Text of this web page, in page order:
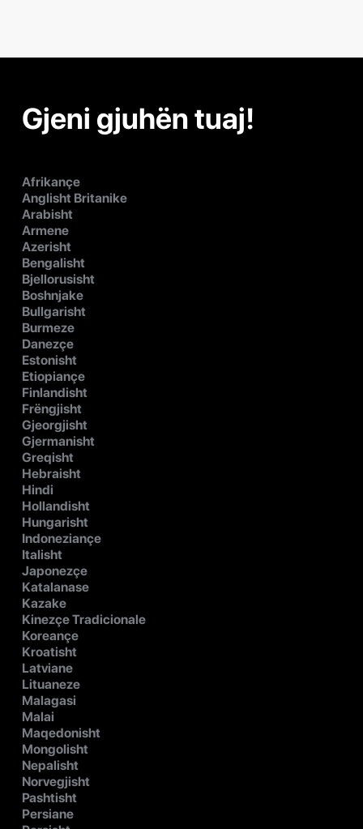
Gjeni gjuhën tuaj!
Afrikançe
Anglisht Britanike
Arabisht
Armene
Azerisht
Bengalisht
Bjellorusisht
Boshnjake
Bullgarisht
Burmeze
Danezçe
Estonisht
Etiopiançe
Finlandisht
Frëngjisht
Gjeorgjisht
Gjermanisht
Greqisht
Hebraisht
Hindi
Hollandisht
Hungarisht
Indoneziançe
Italisht
Japonezçe
Katalanase
Kazake
Kinezçe Tradicionale
Koreançe
Kroatisht
Latviane
Lituaneze
Malagasi
Malai
Maqedonisht
Mongolisht
Nepalisht
Norvegjisht
Pashtisht
Persiane